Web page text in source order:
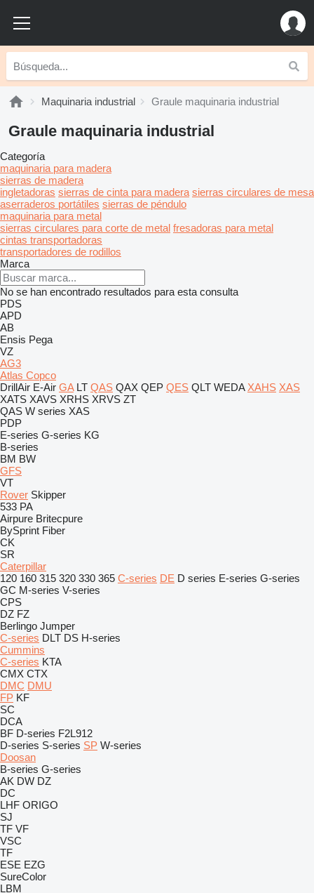
Maquinaria industrial Graule maquinaria industrial
Graule maquinaria industrial
Categoría
maquinaria para madera
sierras de madera
ingletadoras sierras de cinta para madera sierras circulares de mesa
aserraderos portátiles sierras de péndulo
maquinaria para metal
sierras circulares para corte de metal fresadoras para metal
cintas transportadoras
transportadores de rodillos
Marca
No se han encontrado resultados para esta consulta
PDS
APD
AB
Ensis Pega
VZ
AG3
Atlas Copco
DrillAir E-Air GA LT QAS QAX QEP QES QLT WEDA XAHS XAS
XATS XAVS XRHS XRVS ZT
QAS W series XAS
PDP
E-series G-series KG
B-series
BM BW
GFS
VT
Rover Skipper
533 PA
Airpure Britecpure
BySprint Fiber
CK
SR
Caterpillar
120 160 315 320 330 365 C-series DE D series E-series G-series
GC M-series V-series
CPS
DZ FZ
Berlingo Jumper
C-series DLT DS H-series
Cummins
C-series KTA
CMX CTX
DMC DMU
FP KF
SC
DCA
BF D-series F2L912
D-series S-series SP W-series
Doosan
B-series G-series
AK DW DZ
DC
LHF ORIGO
SJ
TF VF
VSC
TF
ESE EZG
SureColor
LBM